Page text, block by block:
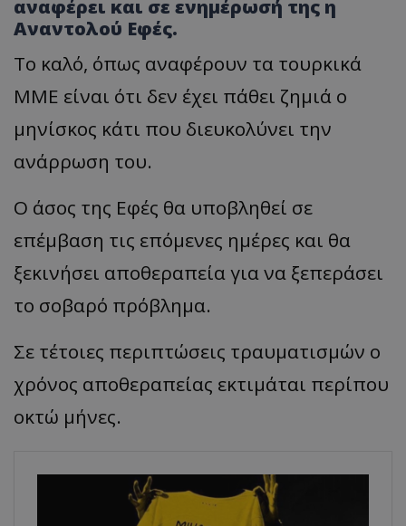
αναφέρει και σε ενημέρωσή της η
Αναντολού Εφές.
Το καλό, όπως αναφέρουν τα τουρκικά
ΜΜΕ είναι ότι δεν έχει πάθει ζημιά ο
μηνίσκος κάτι που διευκολύνει την
ανάρρωση του.
Ο άσος της Εφές θα υποβληθεί σε
επέμβαση τις επόμενες ημέρες και θα
ξεκινήσει αποθεραπεία για να ξεπεράσει
το σοβαρό πρόβλημα.
Σε τέτοιες περιπτώσεις τραυματισμών ο
χρόνος αποθεραπείας εκτιμάται περίπου
οκτώ μήνες.